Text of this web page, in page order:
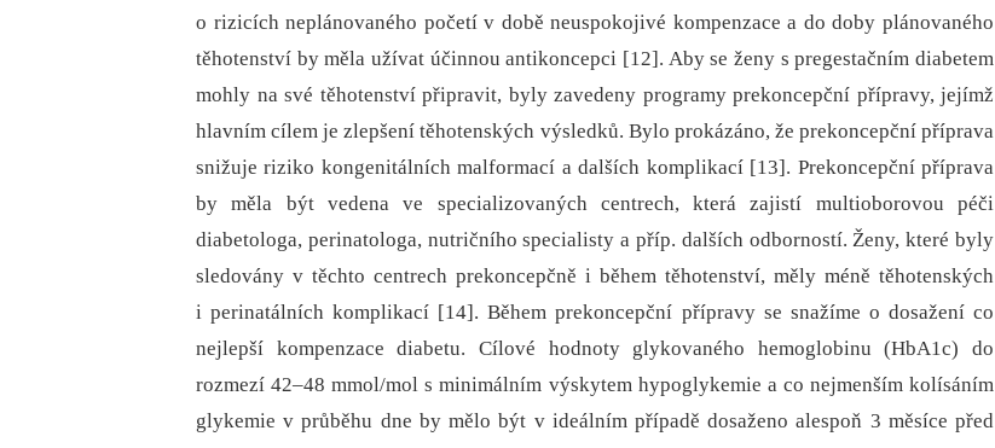
o rizicích neplánovaného početí v době neuspokojivé kompenzace a do doby plánovaného
těhotenství by měla užívat účinnou antikoncepci [12]. Aby se ženy s pregestačním diabetem
mohly na své těhotenství připravit, byly zavedeny programy prekoncepční přípravy, jejímž
hlavním cílem je zlepšení těhotenských výsledků. Bylo prokázáno, že prekoncepční příprava
snižuje riziko kongenitálních malformací a dalších komplikací [13]. Prekoncepční příprava
by měla být vedena ve specializovaných centrech, která zajistí multioborovou péči
diabetologa, perinatologa, nutričního specialisty a příp. dalších odborností. Ženy, které byly
sledovány v těchto centrech prekoncepčně i během těhotenství, měly méně těhotenských
i perinatálních komplikací [14]. Během prekoncepční přípravy se snažíme o dosažení co
nejlepší kompenzace diabetu. Cílové hodnoty glykovaného hemoglobinu (HbA1c) do
rozmezí 42–48 mmol/mol s minimálním výskytem hypoglykemie a co nejmenším kolísáním
glykemie v průběhu dne by mělo být v ideálním případě dosaženo alespoň 3 měsíce před